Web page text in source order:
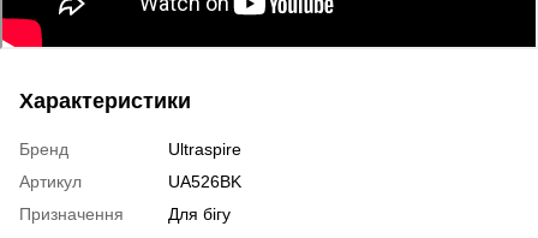
Характеристики
Бренд
Ultraspire
Артикул
UA526BK
Призначення
Для бігу